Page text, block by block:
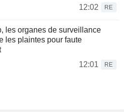
12:02
RE
les organes de surveillance
les plaintes pour faute
12:01
RE